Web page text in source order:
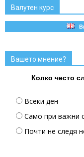
Валутен курс
Вашето мнение?
Колко често
Всеки ден
Само при важни
Почти не следя